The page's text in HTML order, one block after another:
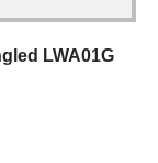
LWA01G